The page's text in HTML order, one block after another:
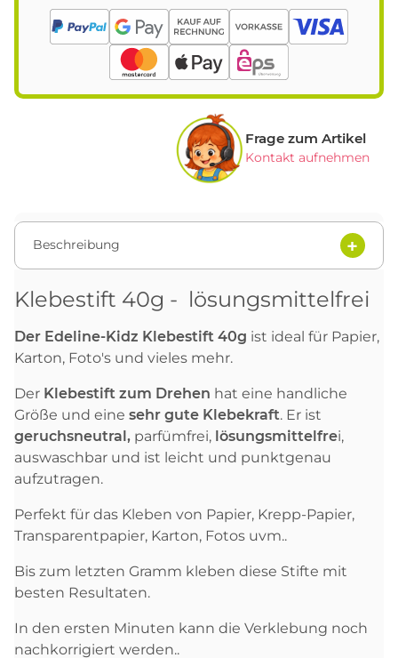
Frage zum Artikel
Kontakt aufnehmen
Beschreibung
Klebestift 40g - lösungsmittelfrei
Der Edeline-Kidz Klebestift 40g ist ideal für Papier,
Karton, Foto's und vieles mehr.
Der Klebestift zum Drehen hat eine handliche
Größe und eine sehr gute Klebekraft. Er ist
geruchsneutral, parfümfrei, lösungsmittelfrei,
auswaschbar und ist leicht und punktgenau
aufzutragen.
Perfekt für das Kleben von Papier, Krepp-Papier,
Transparentpapier, Karton, Fotos uvm..
Bis zum letzten Gramm kleben diese Stifte mit
besten Resultaten.
In den ersten Minuten kann die Verklebung noch
nachkorrigiert werden..